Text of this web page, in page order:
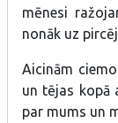
mēnesi
nonāk uz
Aicinām
un tējas kopā
par mums un